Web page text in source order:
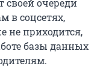
своей очереди
в соцсетях,
не приходится,
базы данных